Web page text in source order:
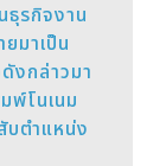
ธุรกิจงาน
มาเป็น
งกล่าวมา
พ์โนเนม
บตำแหน่ง